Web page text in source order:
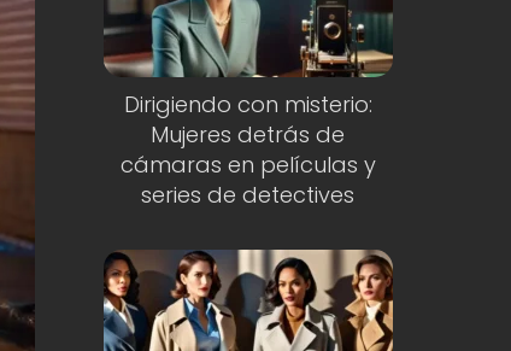
Dirigiendo con misterio:
Mujeres detrás de
cámaras en películas y
series de detectives